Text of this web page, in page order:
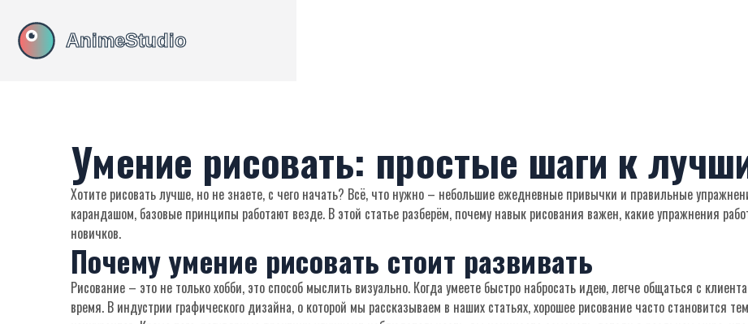
Умение рисовать: простые шаги к
Хотите рисовать лучше, но не знаете, с чего начать? Всё, что нужно – небольшие ежедневные привычки и правильные
карандашом, базовые принципы работают везде. В этой статье разберём, почему навык рисования важен, какие упражнения
новичков.
Почему умение рисовать стоит развивать
Рисование – это не только хобби, это способ мыслить визуально. Когда умеете быстро набросать идею, легче общаться с
время. В индустрии графического дизайна, о которой мы рассказываем в наших статьях, хорошее рисование часто становится